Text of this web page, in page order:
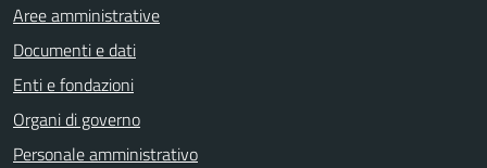
Aree amministrative
Documenti e dati
Enti e fondazioni
Organi di governo
Personale amministrativo